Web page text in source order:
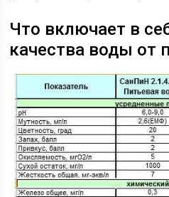
Что включает в
качества воды от